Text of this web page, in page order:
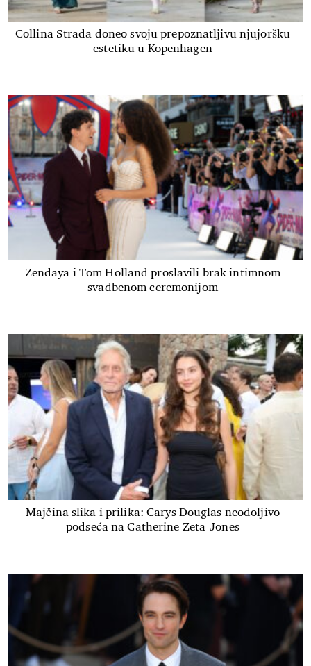
Collina Strada doneo svoju prepoznatljivu njujoršku
estetiku u Kopenhagen
Zendaya i Tom Holland proslavili brak intimnom
svadbenom ceremonijom
Majčina slika i prilika: Carys Douglas neodoljivo
podseća na Catherine Zeta-Jones